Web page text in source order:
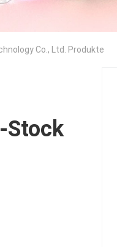
Co., Ltd. Produkte
Stock